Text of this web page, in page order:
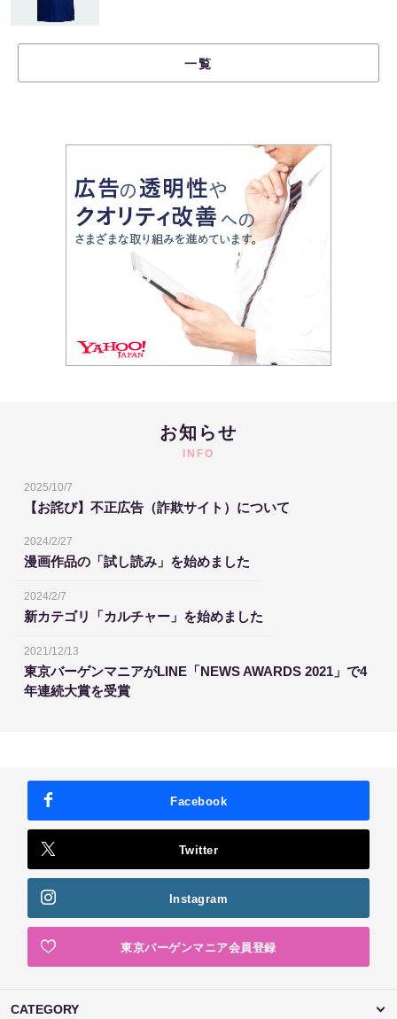
一覧
お知らせ
INFO
2025/10/7
【お詫び】不正広告（詐欺サイト）について
2024/2/27
漫画作品の「試し読み」を始めました
2024/2/7
新カテゴリ「カルチャー」を始めました
2021/12/13
東京バーゲンマニアがLINE「NEWS AWARDS 2021」で4
年連続大賞を受賞
Facebook
Twitter
Instagram
東京バーゲンマニア会員登録
CATEGORY